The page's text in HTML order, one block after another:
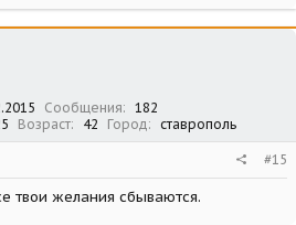
Сообщения
182
Возраст 42 Город ставрополь
#15
твои желания сбываются.